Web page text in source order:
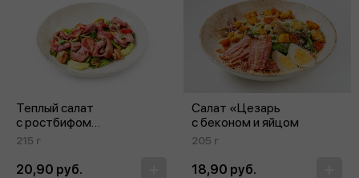
Теплый салат
с ростбифом
и сливочным сыром
215 г
20,90 руб.
Салат «Цезарь
с беконом и яйцом
205 г
18,90 руб.